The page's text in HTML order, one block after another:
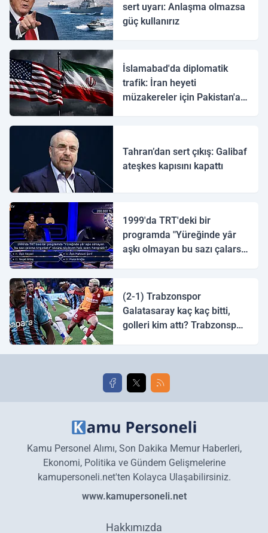
sert uyarı: Anlaşma olmazsa
güç kullanırız
İslamabad'da diplomatik
trafik: İran heyeti
müzakereler için Pakistan'a
Tahran’dan sert çıkış: Galibaf
ateşkes kapısını kapattı
1999'da TRT'deki bir
programda "Yüreğinde yâr
aşkı olmayan bu sazı çalarsa
(2-1) Trabzonspor
Galatasaray kaç kaç bitti,
golleri kim attı? Trabzonspor
golleri!
Kamu Personel Alımı, Son Dakika Memur Haberleri,
Ekonomi, Politika ve Gündem Gelişmelerine
kamupersoneli.net'ten Kolayca Ulaşabilirsiniz.
www.kamupersoneli.net
Hakkımızda